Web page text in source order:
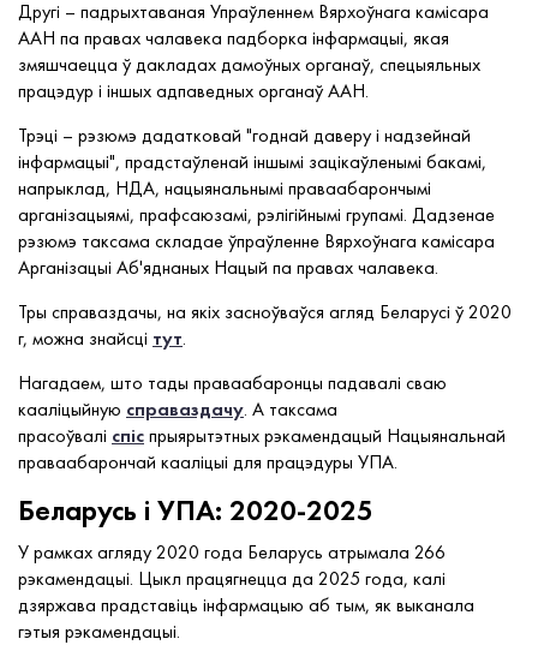
Другі – падрыхтаваная Упраўленнем Вярхоўнага камісара
ААН па правах чалавека падборка інфармацыі, якая
змяшчаецца ў дакладах дамоўных органаў, спецыяльных
працэдур і іншых адпаведных органаў ААН.
Трэці – рэзюмэ дадатковай "годнай даверу і надзейнай
інфармацыі", прадстаўленай іншымі зацікаўленымі бакамі,
напрыклад, НДА, нацыянальнымі праваабарончымі
арганізацыямі, прафсаюзамі, рэлігійнымі групамі. Дадзенае
рэзюмэ таксама складае ўпраўленне Вярхоўнага камісара
Арганізацыі Аб'яднаных Нацый па правах чалавека.
Тры справаздачы, на якіх засноўваўся агляд Беларусі ў 2020
г, можна знайсці тут.
Нагадаем, што тады праваабаронцы падавалі сваю
кааліцыйную справаздачу. А таксама
прасоўвалі спіспрыярытэтных рэкамендацый Нацыянальнай
праваабарончай кааліцыі для працэдуры УПА.
Беларусь і УПА: 2020-2025
У рамках агляду 2020 года Беларусь атрымала 266
рэкамендацыі. Цыкл працягнецца да 2025 года, калі
дзяржава прадставіць інфармацыю аб тым, як выканала
гэтыя рэкамендацыі.